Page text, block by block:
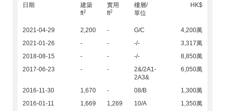
日期
建築
ft2
實用
ft2
樓層/
單位
HK$
2021-04-29 2,200 - G/C
4,200萬
2021-01-26
- - -/-
3,317萬
2018-08-15
- - -/-
8,850萬
2017-06-23
- -
2&/2A1-
2A3&
6,050萬
2016-11-30 1,670 - 08/B
1,300萬
2016-01-11
1,669 1,269 10/A
1,350萬